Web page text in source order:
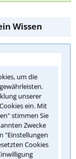
um die
unserer
ein. Mit
stimmen Sie
Zwecke
"Einstellungen
Cookies
Wissen
Erteilung